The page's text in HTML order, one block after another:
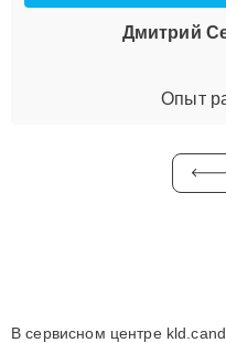
Дмитрий
Опыт
В сервисном центре